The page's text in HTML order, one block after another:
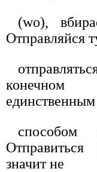
(wo),
Отправляйся
конечном
единственным
значит не